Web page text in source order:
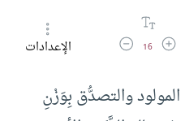
زيادة حجم الخط
16 تقليل حجم الخطالإعدادات
والتصدُّق بِوَزْنِ